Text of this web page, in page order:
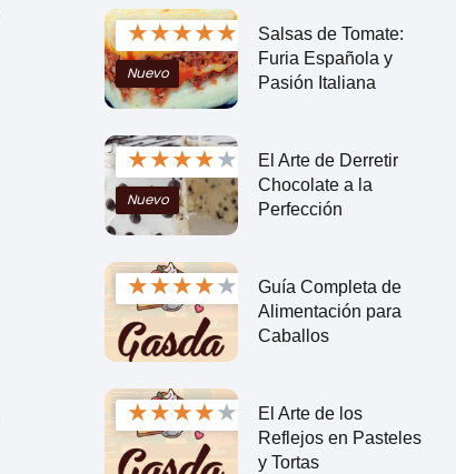
★★★★★
Nuevo
Salsas de Tomate:
Furia Española y
Pasión Italiana
★★★★★
Nuevo
El Arte de Derretir
Chocolate a la
Perfección
★★★★★
Guía Completa de
Alimentación para
Caballos
★★★★★
El Arte de los
Reflejos en Pasteles
y Tortas